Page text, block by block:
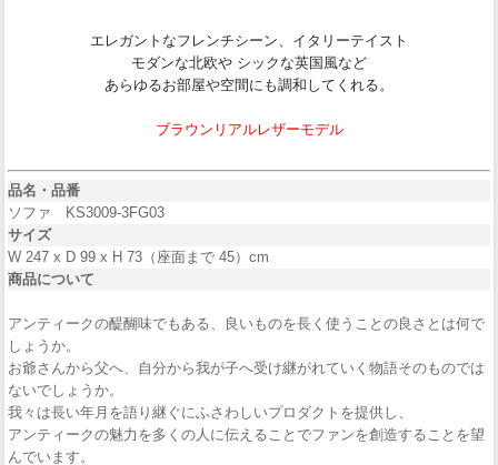
エレガントなフレンチシーン、イタリーテイスト
モダンな北欧や シックな英国風など
あらゆるお部屋や空間にも調和してくれる。
ブラウンリアルレザーモデル
品名・品番
ソファ KS3009-3FG03
サイズ
W 247 x D 99 x H 73（座面まで 45）cm
商品について
アンティークの醍醐味でもある、良いものを長く使うことの良さとは何で
しょうか。
お爺さんから父へ、自分から我が子へ受け継がれていく物語そのものでは
ないでしょうか。
我々は長い年月を語り継ぐにふさわしいプロダクトを提供し、
アンティークの魅力を多くの人に伝えることでファンを創造することを望
んでいます。